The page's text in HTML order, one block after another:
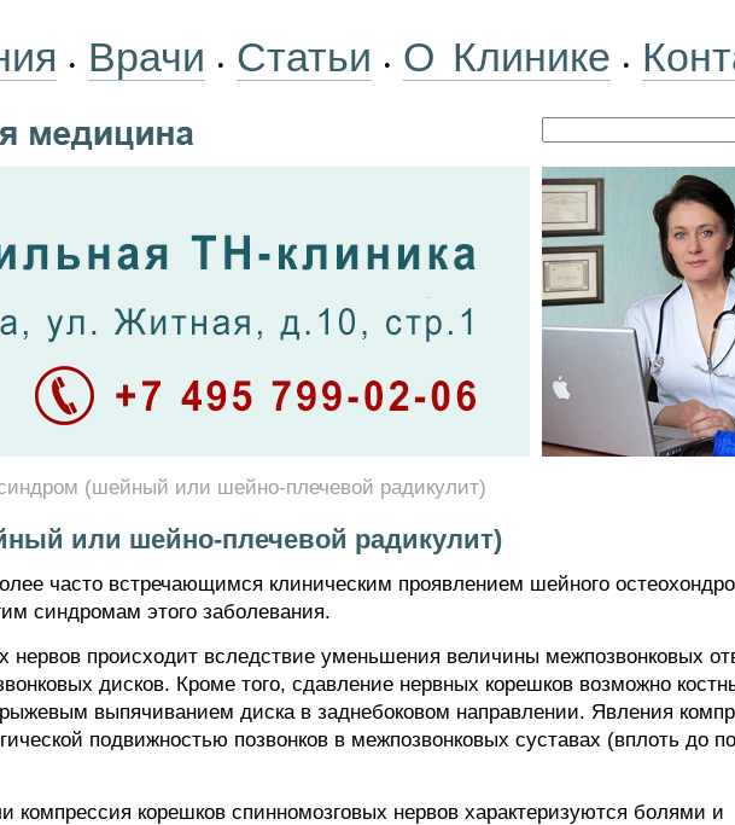
• Врачи • Статьи • О Клинике •
(шейный или шейно-плечевой радикулит)
или шейно-плечевой радикулит)
часто встречающимся клиническим проявлением шейного
синдромам этого заболевания.
нервов происходит вследствие уменьшения величины межпозвонковых
дисков. Кроме того, сдавление нервных корешков возможно
выпячиванием диска в заднебоковом направлении. Явления
подвижностью позвонков в межпозвонковых суставах (вплоть до
компрессия корешков спинномозговых нервов характеризуются болями и